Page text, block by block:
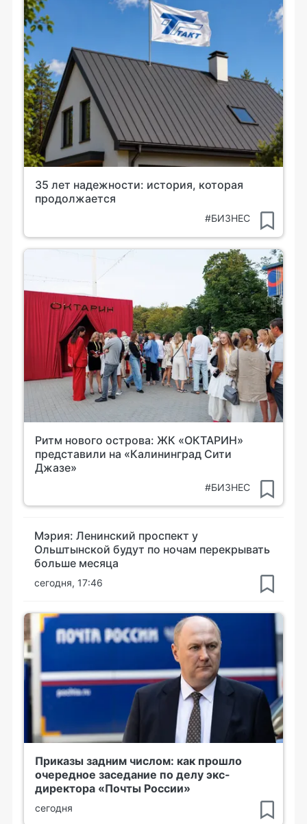
35 лет надежности: история, которая
продолжается
#БИЗНЕС
Ритм нового острова: ЖК «ОКТАРИН»
представили на «Калининград Сити
Джазе»
#БИЗНЕС
Мэрия: Ленинский проспект у
Ольштынской будут по ночам перекрывать
больше месяца
сегодня, 17:46
Приказы задним числом: как прошло
очередное заседание по делу экс-
директора «Почты России»
сегодня